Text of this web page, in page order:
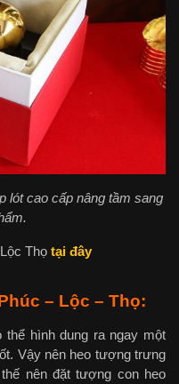
lót cao cấp nâng tầm sang
Thọ tại đây
– Lộc – Thọ:
hình dung ra ngay một
Vậy nên heo tượng trưng
nên đặt tượng con heo